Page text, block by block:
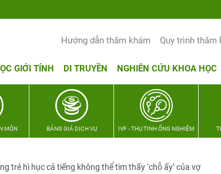
Hướng dẫn thăm khám Quy trình thăm
GIỚI TÍNH DI TRUYỀN NGHIÊN CỨU KHOA HỌC
MÔN BẢNG GIÁ DỊCH VỤ IVF - THỤ TINH ỐNG NGHIỆM
trẻ hì hục cả tiếng không thể tìm thấy ‘chỗ ấy’ của vợ